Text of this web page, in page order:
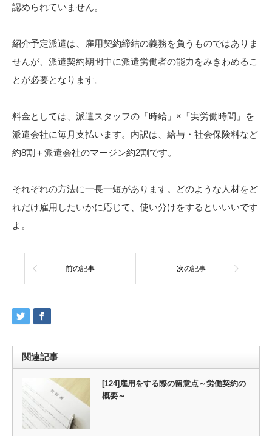
認められていません。
紹介予定派遣は、雇用契約締結の義務を負うものではありま
せんが、派遣契約期間中に派遣労働者の能力をみきわめるこ
とが必要となります。
料金としては、派遣スタッフの「時給」×「実労働時間」を
派遣会社に毎月支払います。内訳は、給与・社会保険料など
約8割＋派遣会社のマージン約2割です。
それぞれの方法に一長一短があります。どのような人材をど
れだけ雇用したいかに応じて、使い分けをするといいいです
よ。
前の記事 次の記事
関連記事
[124]雇用をする際の留意点～労働契約の
概要～